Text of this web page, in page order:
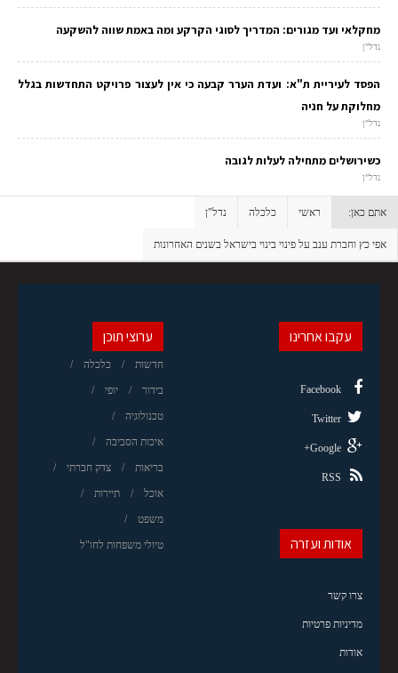
מחקלאי ועד מגורים: המדריך לסוגי הקרקע ומה באמת שווה להשקעה
נדל"ן
הפסד לעיריית ת"א: ועדת הערר קבעה כי אין לעצור פרויקט התחדשות בגלל
מחלוקת על חניה
נדל"ן
כשירושלים מתחילה לעלות לגובה
נדל"ן
אתם כאן: ראשי כלכלה נדל"ן
אפי כץ וחברת ענב על פינוי בינוי בישראל בשנים האחרונות
ערוצי תוכן
חדשות כלכלה
בידור יופי
טכנולוגיה
איכות הסביבה
בריאות צדק חברתי
אוכל תיירות
משפט
טיולי משפחות לחו"ל
עקבו אחרינו
Facebook
Twitter
Google+
RSS
אודות ועזרה
צרו קשר
מדיניות פרטיות
אודות